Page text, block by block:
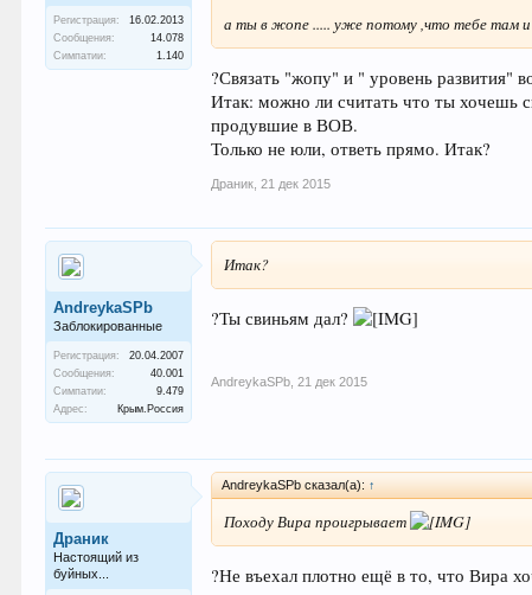
Регистрация:
16.02.2013
Сообщения:
14.078
Симпатии:
1.140
а ты в жопе ..... уже потому ,что тебе там
?Связать "жопу" и " уровень развития"
Итак: можно ли считать что ты хочешь
продувшие в ВОВ.
Только не юли, ответь прямо. Итак?
Драник 21 дек 2015
AndreykaSPb
Заблокированные
Регистрация:
20.04.2007
Сообщения:
40.001
Симпатии:
9.479
Адрес:
Крым.Россия
Итак?
?Ты свиньям дал?
AndreykaSPb 21 дек 2015
Драник
Настоящий из
буйных...
AndreykaSPb сказал(а): ↑
Походу Вира проигрывает
?Не въехал плотно ещё в то, что Вира